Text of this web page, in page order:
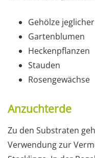
Gehölze
Gartenblumen
Heckenpflanzen
Stauden
Rosengewächse
Anzuchterde
Zu den Substraten
Verwendung zur